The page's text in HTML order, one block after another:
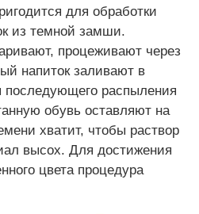
для обработки
из темной замши.
процеживают через
напиток заливают в
последующего распыления
обувь оставляют на
хватит, чтобы раствор
высох. Для достижения
цвета процедура